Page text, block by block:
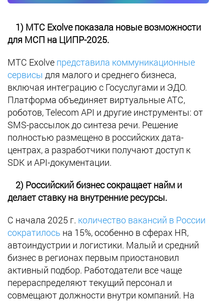
1) МТС Exolve показала новые возможности
для МСП на ЦИПР-2025.
МТС Exolve представила коммуникационные
сервисы для малого и среднего бизнеса,
включая интеграцию с Госуслугами и ЭДО.
Платформа объединяет виртуальные АТС,
роботов, Telecom API и другие инструменты: от
SMS-рассылок до синтеза речи. Решение
полностью размещено в российских дата-
центрах, а разработчики получают доступ к
SDK и API-документации.
2) Российский бизнес сокращает найм и
делает ставку на внутренние ресурсы.
С начала 2025 г. количество вакансий в России
сократилось на 15%, особенно в сферах HR,
автоиндустрии и логистики. Малый и средний
бизнес в регионах первым приостановил
активный подбор. Работодатели все чаще
перераспределяют текущий персонал и
совмещают должности внутри компаний. На